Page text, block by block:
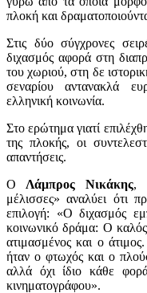
πλοκή και
Στις δύο σύγχρονες
διχασμός αφορά στη
του χωριού, στη δε
σεναρίου αντανακλά
ελληνική κοινωνία.
Στο ερώτημα γιατί
της πλοκής, οι
απαντήσεις.
Ο Λάμπρος Νικάκης,
μέλισσες» αναλύει ότι
επιλογή: «Ο διχασμός
κοινωνικό δράμα: Ο
ατιμασμένος και ο
ήταν ο φτωχός και ο
αλλά όχι ίδιο κάθε
κινηματογράφου».